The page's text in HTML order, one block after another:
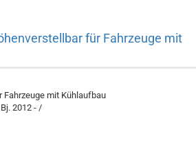
für Fahrzeuge mit
Fahrzeuge mit Kühlaufbau
2012 - /